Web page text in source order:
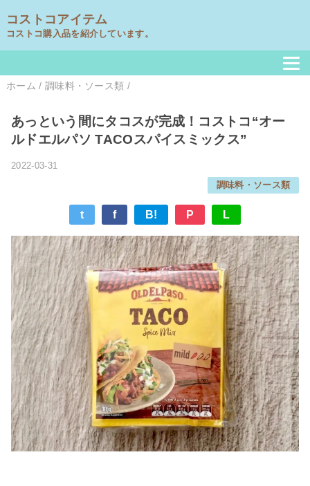
コストコアイテム
コストコ購入品を紹介しています。
ホーム / 調味料・ソース類 /
あっという間にタコスが完成！コストコ“オー
ルドエルパソ TACOスパイスミックス”
2022-03-31
調味料・ソース類
t f B! P L